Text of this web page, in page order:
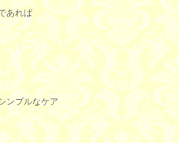
あれば
ンプルなケア